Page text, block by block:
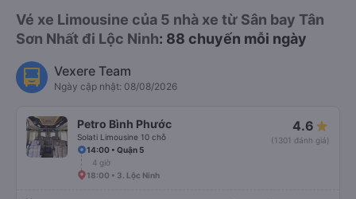
Vé xe Limousine của 5 nhà xe từ Sân bay Tân
Sơn Nhất đi Lộc Ninh: 88 chuyến mỗi ngày
Vexere Team
Ngày cập nhật: 08/08/2026
Petro Bình Phước
Solati Limousine 10 chỗ
4.6
(1301 đánh giá)
14:00 • Quận 5
4 giờ
18:00 • 3. Lộc Ninh